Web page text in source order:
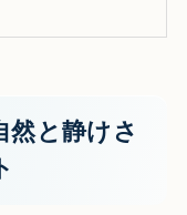
然と静けさ